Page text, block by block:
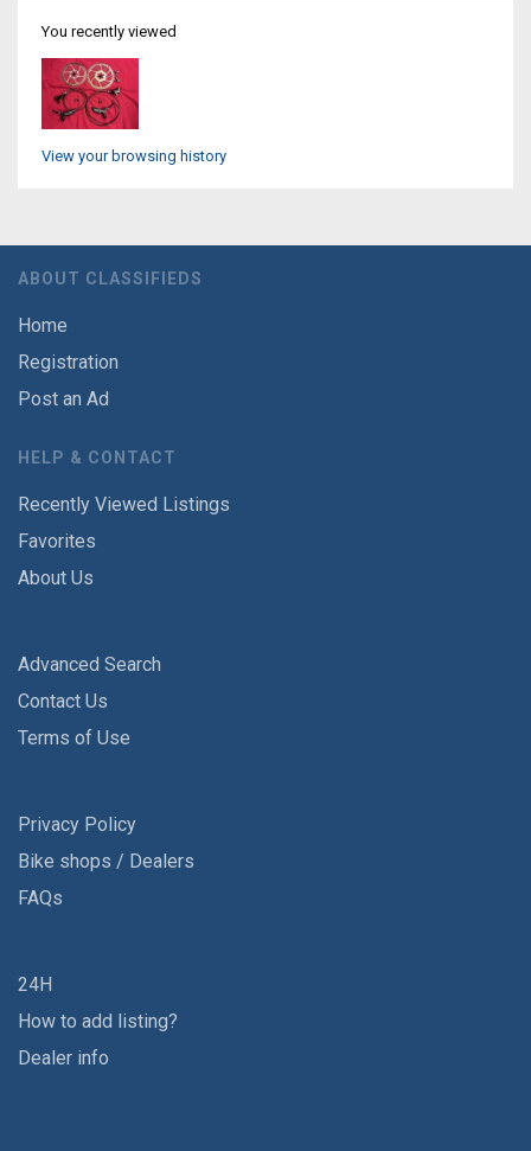
You recently viewed
View your browsing history
ABOUT CLASSIFIEDS
Home
Registration
Post an Ad
HELP & CONTACT
Recently Viewed Listings
Favorites
About Us
Advanced Search
Contact Us
Terms of Use
Privacy Policy
Bike shops / Dealers
FAQs
24H
How to add listing?
Dealer info